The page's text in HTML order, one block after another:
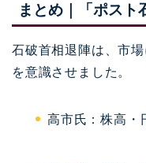
まとめ｜「ポスト
石破首相退陣は、市
を意識させました。
高市氏：株高・